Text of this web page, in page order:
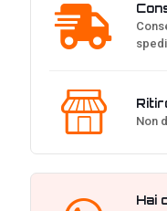
Finestra
quantità
Non
Hai